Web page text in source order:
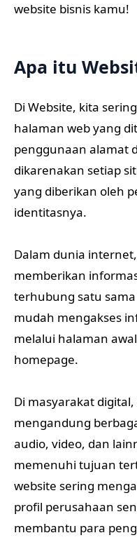
website bisnis kamu!
Apa itu
Di Website, kita
halaman web yang
penggunaan alamat
dikarenakan setiap
yang diberikan oleh
identitasnya.
Dalam dunia
memberikan
terhubung satu
mudah mengakses
melalui halaman
homepage.
Di masyarakat
mengandung
audio, video, dan
memenuhi tujuan
website sering
profil perusahaan
membantu para